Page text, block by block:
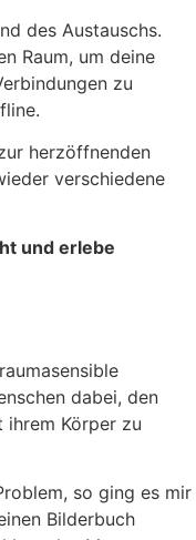
des Austauschs.
Raum, um deine
zu
herzöffnenden
verschiedene
und erlebe
dabei, den
ihrem Körper zu
so ging es mir
Bilderbuch